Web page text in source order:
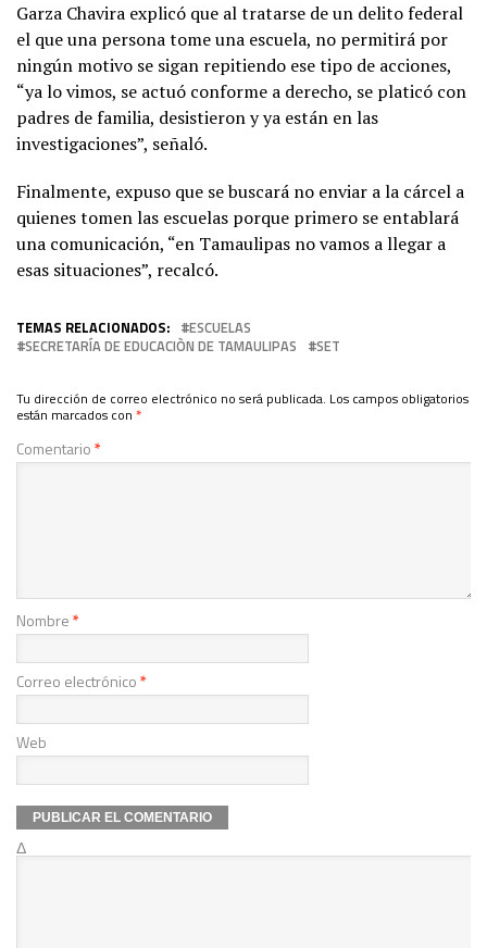
Garza Chavira explicó que al tratarse de un delito federal
el que una persona tome una escuela, no permitirá por
ningún motivo se sigan repitiendo ese tipo de acciones,
“ya lo vimos, se actuó conforme a derecho, se platicó con
padres de familia, desistieron y ya están en las
investigaciones”, señaló.
Finalmente, expuso que se buscará no enviar a la cárcel a
quienes tomen las escuelas porque primero se entablará
una comunicación, “en Tamaulipas no vamos a llegar a
esas situaciones”, recalcó.
TEMAS RELACIONADOS:
ESCUELAS
SECRETARÍA DE EDUCACIÒN DE TAMAULIPAS
SET
Tu dirección de correo electrónico no será publicada. Los campos obligatorios
están marcados con *
Comentario*
Nombre*
Correo electrónico*
Web
Δ